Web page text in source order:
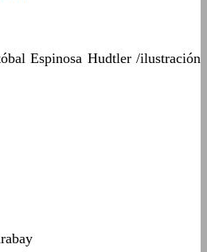
Espinosa Hudtler /ilustración